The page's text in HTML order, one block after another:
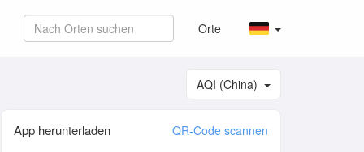
Orte
AQI (China)
App herunterladen QR-Code scannen